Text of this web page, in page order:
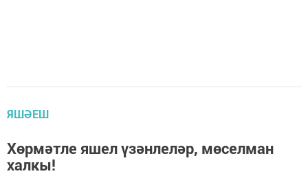
ЯШӘЕШ
Хөрмәтле яшел үзәнлеләр, мөселман
халкы!